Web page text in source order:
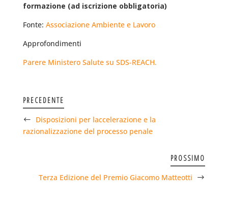
formazione (ad iscrizione obbligatoria)
Fonte: Associazione Ambiente e Lavoro
Approfondimenti
Parere Ministero Salute su SDS-REACH.
PRECEDENTE
Disposizioni per laccelerazione e la
razionalizzazione del processo penale
PROSSIMO
Terza Edizione del Premio Giacomo Matteotti